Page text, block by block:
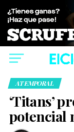
ATEMPORAL
‘Titans’
potencial